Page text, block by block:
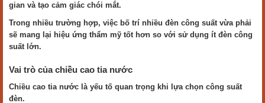
gian và tạo cảm giác chói mắt.
Trong nhiều trường hợp, việc bố trí nhiều đèn công suất vừa phải
sẽ mang lại hiệu ứng thẩm mỹ tốt hơn so với sử dụng ít đèn công
suất lớn.
Vai trò của chiều cao tia nước
Chiều cao tia nước là yếu tố quan trọng khi lựa chọn công suất
đèn.